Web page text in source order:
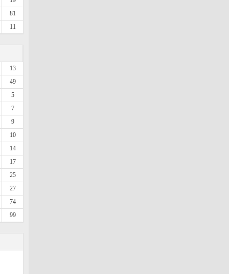
81
11
13
49
5
7
9
10
14
17
25
27
74
99